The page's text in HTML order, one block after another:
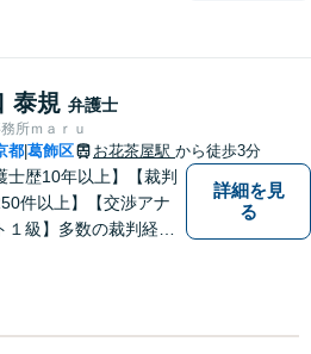
す。お金にまつわるト
や終活に関するお悩み
軽にご相談ください。
泰規 弁護士
所ｍａｒｕ
都 葛飾区 お花茶屋駅 から徒歩3分
士歴10年以上】【裁判
件以上】【交渉アナ
１級】多数の裁判経験
離婚、相続、交通事
詳細を見
る